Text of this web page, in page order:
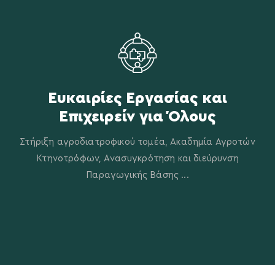
Eυκαιρίες Εργασίας και
Eπιχειρείν για Όλους
Στήριξη αγροδιατροφικού τομέα, Ακαδημία Αγροτών
Κτηνοτρόφων, Ανασυγκρότηση και διεύρυνση
Παραγωγικής Βάσης ...